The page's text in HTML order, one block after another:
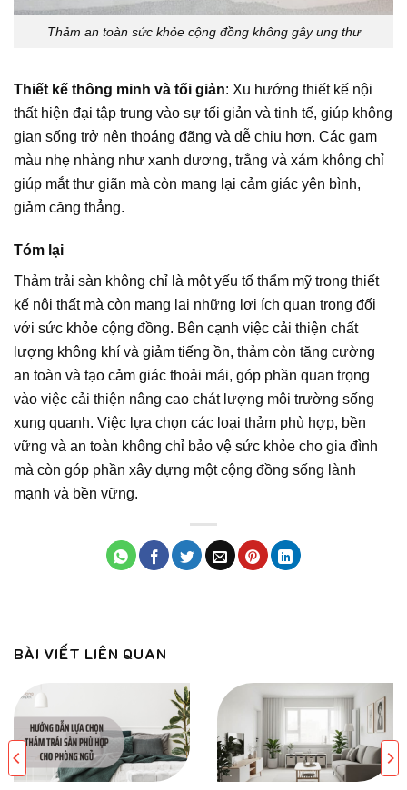
Thảm an toàn sức khỏe cộng đồng không gây ung thư
Thiết kế thông minh và tối giản: Xu hướng thiết kế nội
thất hiện đại tập trung vào sự tối giản và tinh tế, giúp không
gian sống trở nên thoáng đãng và dễ chịu hơn. Các gam
màu nhẹ nhàng như xanh dương, trắng và xám không chỉ
giúp mắt thư giãn mà còn mang lại cảm giác yên bình,
giảm căng thẳng.
Tóm lại
Thảm trải sàn không chỉ là một yếu tố thẩm mỹ trong thiết
kế nội thất mà còn mang lại những lợi ích quan trọng đối
với sức khỏe cộng đồng. Bên cạnh việc cải thiện chất
lượng không khí và giảm tiếng ồn, thảm còn tăng cường
an toàn và tạo cảm giác thoải mái, góp phần quan trọng
vào việc cải thiện nâng cao chát lượng môi trường sống
xung quanh. Việc lựa chọn các loại thảm phù hợp, bền
vững và an toàn không chỉ bảo vệ sức khỏe cho gia đình
mà còn góp phần xây dựng một cộng đồng sống lành
mạnh và bền vững.
BÀI VIẾT LIÊN QUAN